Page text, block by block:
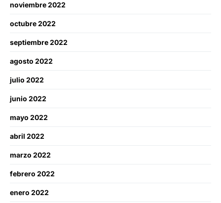
noviembre 2022
octubre 2022
septiembre 2022
agosto 2022
julio 2022
junio 2022
mayo 2022
abril 2022
marzo 2022
febrero 2022
enero 2022